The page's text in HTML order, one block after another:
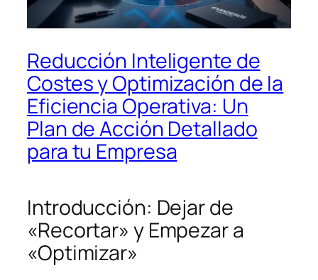
Reducción Inteligente de
Costes y Optimización de la
Eficiencia Operativa: Un
Plan de Acción Detallado
para tu Empresa
Introducción: Dejar de
«Recortar» y Empezar a
«Optimizar»